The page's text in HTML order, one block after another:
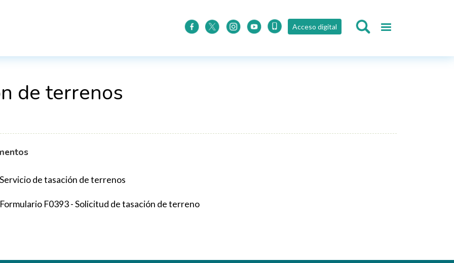
Acceso digital
de terrenos
Servicio de tasación de terrenos
Formulario F0393 - Solicitud de tasación de terreno